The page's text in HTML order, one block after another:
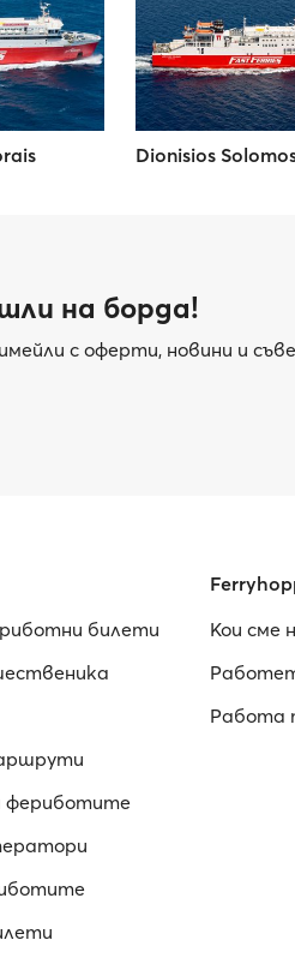
Dionisios
на борда!
с оферти, новини и
билети
фериботите
Кои сме
Работa